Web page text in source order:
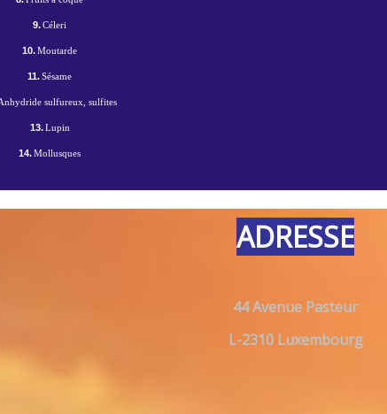
9.Céleri
10.Moutarde
11.Sésame
sulfureux, sulfites
13.Lupin
14.Mollusques
ADRESSE
44 Avenue Pasteur
L-2310 Luxembourg